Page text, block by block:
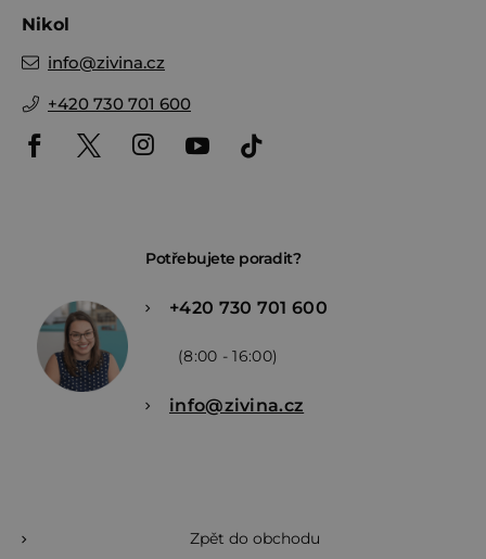
Nikol
info@zivina.cz
+420 730 701 600
Potřebujete poradit?
+420 730 701 600
(8:00 - 16:00)
info@zivina.cz
Zpět do obchodu